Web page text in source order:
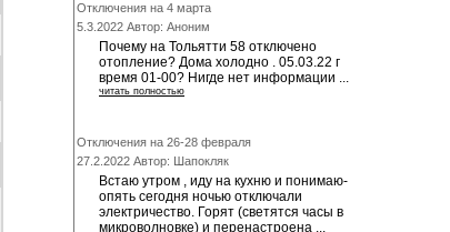
Отключения на 4 марта
5.3.2022 Автор: Аноним
Почему на Тольятти 58 отключено
отопление? Дома холодно . 05.03.22 г
время 01-00? Нигде нет информации ...
читать полностью
Отключения на 26-28 февраля
27.2.2022 Автор: Шапокляк
Встаю утром , иду на кухню и понимаю-
опять сегодня ночью отключали
электричество. Горят (светятся часы в
микроволновке) и перенастроена ...